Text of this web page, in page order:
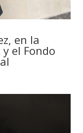
en la
y el Fondo